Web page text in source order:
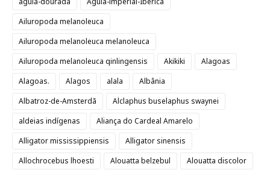
Ailuropoda melanoleuca
Ailuropoda melanoleuca melanoleuca
Ailuropoda melanoleuca qinlingensis
Akikiki
Alagoas
Alagoas.
Alagos alala
Albânia
Albatroz-de-Amsterdã
Alclaphus buselaphus swaynei
aldeias indígenas
Aliança do Cardeal Amarelo
Alligator mississippiensis
Alligator sinensis
Allochrocebus lhoesti
Alouatta belzebul
Alouatta discolor